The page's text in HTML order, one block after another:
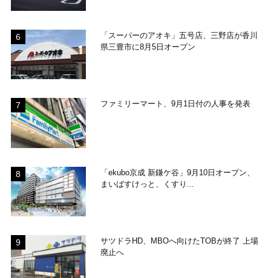
「スーパーのアオキ」五号店、三野店が香川
県三豊市に8月5日オープン
ファミリーマート、9月1日付の人事を発表
「ekubo京成 新鎌ケ谷」9月10日オープン、
まいばすけっと、くすり...
サツドラHD、MBOへ向けたTOBが終了 上場
廃止へ